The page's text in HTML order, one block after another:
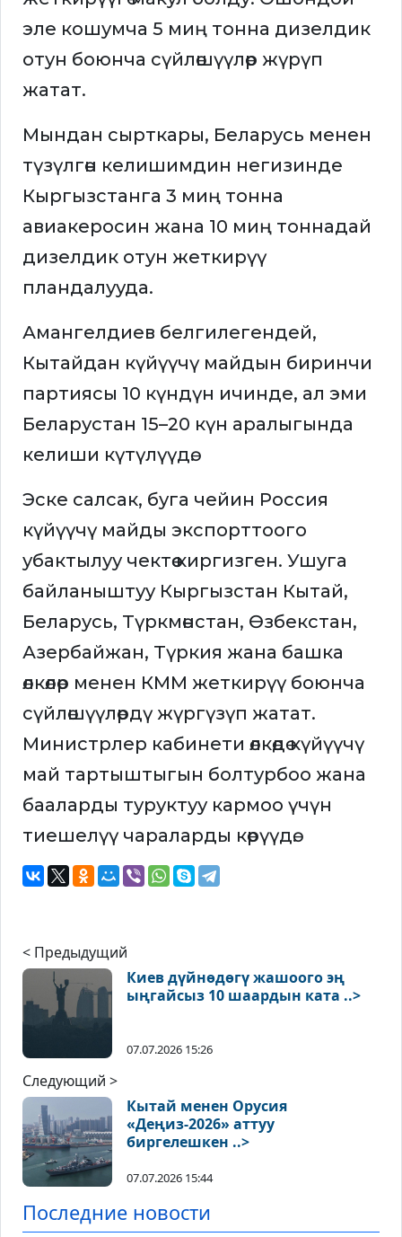
эле кошумча 5 миң тонна дизелдик
отун боюнча сүйлөшүүлөр жүрүп
жатат.
Мындан сырткары, Беларусь менен
түзүлгөн келишимдин негизинде
Кыргызстанга 3 миң тонна
авиакеросин жана 10 миң тоннадай
дизелдик отун жеткирүү
пландалууда.
Амангелдиев белгилегендей,
Кытайдан күйүүчү майдын биринчи
партиясы 10 күндүн ичинде, ал эми
Беларустан 15–20 күн аралыгында
келиши күтүлүүдө.
Эске салсак, буга чейин Россия
күйүүчү майды экспорттоого
убактылуу чектөө киргизген. Ушуга
байланыштуу Кыргызстан Кытай,
Беларусь, Түркмөнстан, Өзбекстан,
Азербайжан, Түркия жана башка
өлкөлөр менен КММ жеткирүү боюнча
сүйлөшүүлөрдү жүргүзүп жатат.
Министрлер кабинети өлкөдө күйүүчү
май тартыштыгын болтурбоо жана
бааларды туруктуу кармоо үчүн
тиешелүү чараларды көрүүдө.
< Предыдущий
Киев дүйнөдөгү жашоого эң
ыңгайсыз 10 шаардын ката ..>
07.07.2026 15:26
Следующий >
Кытай менен Орусия
«Деңиз-2026» аттуу
биргелешкен ..>
07.07.2026 15:44
Последние новости